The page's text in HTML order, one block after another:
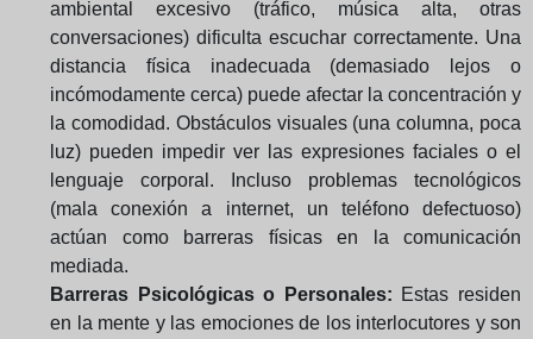
ambiental excesivo (tráfico, música alta, otras
conversaciones) dificulta escuchar correctamente. Una
distancia física inadecuada (demasiado lejos o
incómodamente cerca) puede afectar la concentración y
la comodidad. Obstáculos visuales (una columna, poca
luz) pueden impedir ver las expresiones faciales o el
lenguaje corporal. Incluso problemas tecnológicos
(mala conexión a internet, un teléfono defectuoso)
actúan como barreras físicas en la comunicación
mediada.
Barreras Psicológicas o Personales: Estas residen
en la mente y las emociones de los interlocutores y son